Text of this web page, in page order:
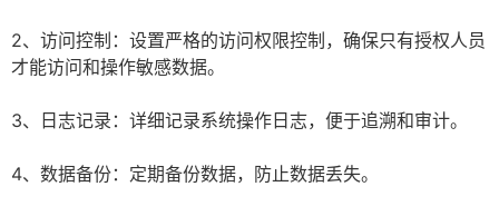
2、访问控制：设置严格的访问权限控制，确保只有授权人员
才能访问和操作敏感数据。
3、日志记录：详细记录系统操作日志，便于追溯和审计。
4、数据备份：定期备份数据，防止数据丢失。